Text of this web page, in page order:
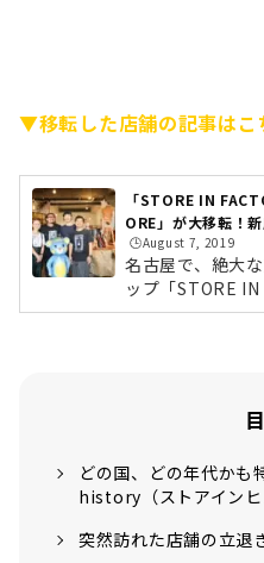
▼移転した店舗の記事はこ
「STORE IN
ORE」が大移転！
🕒️August 7, 2019
名古屋で、絶大
ップ「STORE
クトショップ「
は、新店舗「
入してきました
す！STORE IN
らから THE
丸太町の交差点付
どの国、どの年代か
history（ストアインヒ
突然訪れた店舗の立退